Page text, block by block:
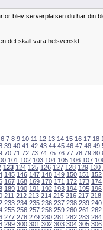
blev serverplatsen du har din
det skall vara helsvenskt
6 7 8 9 10 11 12 13 14 15 16 17 18
39 40 41 42 43 44 45 46 47 48 49
70 71 72 73 74 75 76 77 78 79 80
101 102 103 104 105 106 107
123 124 125 126 127 128 129 130
145 146 147 148 149 150 151 152
167 168 169 170 171 172 173 174
189 190 191 192 193 194 195 196
211 212 213 214 215 216 217 218
233 234 235 236 237 238 239 240
255 256 257 258 259 260 261 262
277 278 279 280 281 282 283 284
299 300 301 302 303 304 305 306